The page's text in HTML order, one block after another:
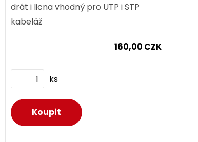
drát i licna vhodný pro UTP i STP
kabeláž
160,00 CZK
ks